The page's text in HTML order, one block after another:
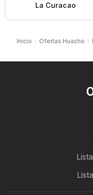
La Curacao
Inicio Ofertas Huacho